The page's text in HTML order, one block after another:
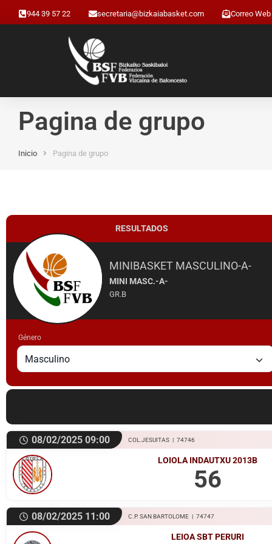
944 39 57 22 secretaria@bizkaiabasket.com Correo Web
Pagina de grupo
Estás aquí:
Inicio Pagina de grupo
RESULTADOS
MINIBASKET MASCULINO-A-
MINI MASC.-A-
GR.B
Género
Masculino
08/02/2025 09:00 COL.JESUITAS | 74746
LOIOLA INDAUTXU 2013B
56
08/02/2025 11:00 C.P. SAN BARTOLOME | 74747
LEIOA SBT PERURI